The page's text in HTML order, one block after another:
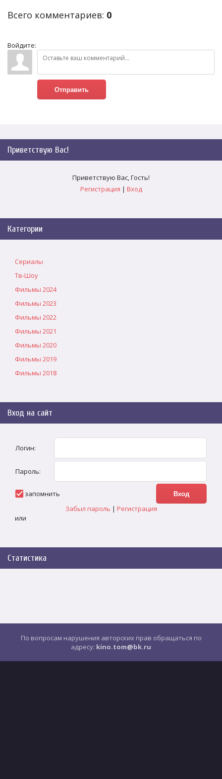
Всего комментариев: 0
Войдите:
Отправить
Приветствую Вас!
Приветствую Вас,Гость!
Регистрация | Вход
Категории
Сериалы
Тв-Шоу
Фильмы 2024
Фильмы 2023
Фильмы 2022
Фильмы 2021
Фильмы 2020
Фильмы 2019
Фильмы 2018
Вход на сайт
Логин:
Пароль:
запомнить
Забыл пароль | Регистрация
или
Статистика
По вопросам нарушения авторских прав обращаться по
адресу: kino.tom@bk.ru